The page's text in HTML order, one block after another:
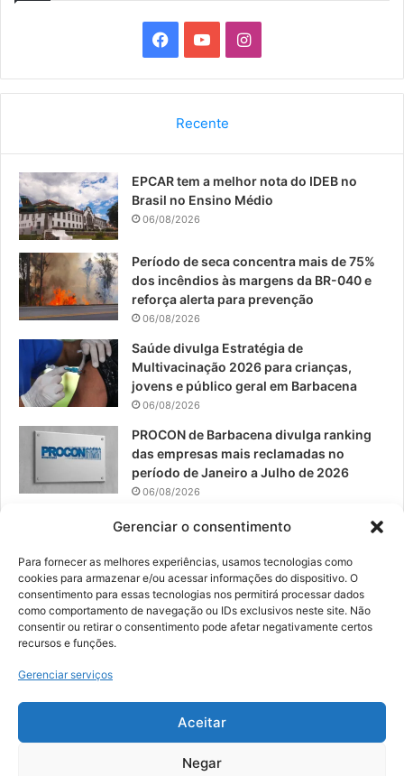
Gerenciar o consentimento
Para fornecer as melhores experiências, usamos tecnologias como
cookies para armazenar e/ou acessar informações do dispositivo. O
consentimento para essas tecnologias nos permitirá processar dados
como comportamento de navegação ou IDs exclusivos neste site. Não
consentir ou retirar o consentimento pode afetar negativamente certos
recursos e funções.
Gerenciar serviços
Aceitar
Negar
a
b
o
o
k
o
u
e
I
n
a
r
a
Recente
EPCAR tem a melhor nota do IDEB no
Brasil no Ensino Médio
06/08/2026
Período de seca concentra mais de 75%
dos incêndios às margens da BR-040 e
reforça alerta para prevenção
06/08/2026
Saúde divulga Estratégia de
Multivacinação 2026 para crianças,
jovens e público geral em Barbacena
06/08/2026
PROCON de Barbacena divulga ranking
das empresas mais reclamadas no
período de Janeiro a Julho de 2026
06/08/2026
Prefeitura convoca organizações de
Resíduos Sólidos
05/08/2026
© 2026, Todos os direitos reservados | Desenvolvido por:
Digital Business| Hospedado por:NP Publicidade
Fale Conosco
Sobre Nós
Política de Segurança e Privacidade